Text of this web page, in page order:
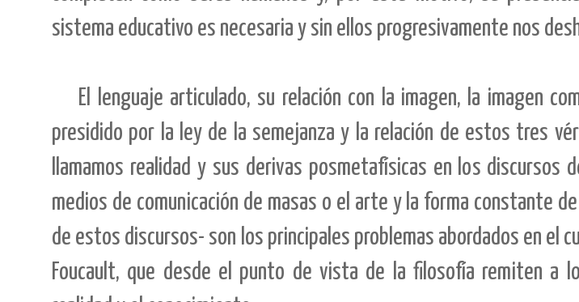
sistema educativo es necesaria y sin ellos progresivamente nos
El lenguaje articulado, su relación con la imagen, la imagen
presidido por la ley de la semejanza y la relación de estos tres
llamamos realidad y sus derivas posmetafísicas en los discursos
medios de comunicación de masas o el arte y la forma constante
de estos discursos- son los principales problemas abordados en el
Foucault, que desde el punto de vista de la filosofía remiten a